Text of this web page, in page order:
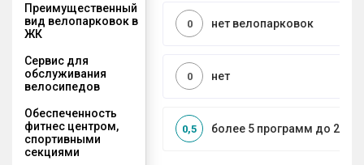
Преимущественный
вид велопарковок в
ЖК
нет велопарковок
0
Сервис для
обслуживания
велосипедов
нет
0
Обеспеченность
фитнес центром,
спортивными
секциями
более 5 программ до 2 км
0,5